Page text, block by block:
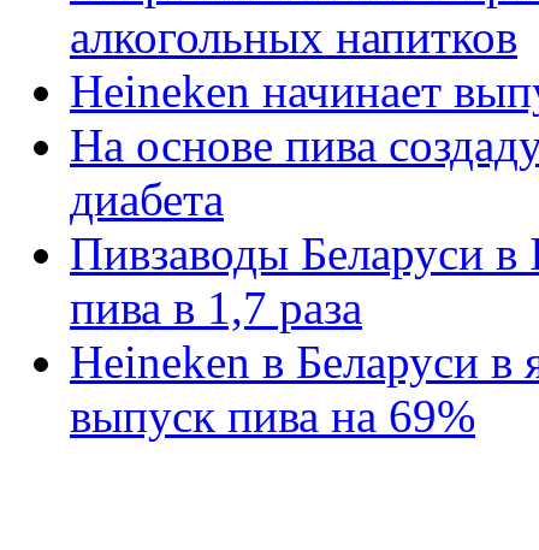
алкогольных напитков
Heineken начинает
На основе пива
диабета
Пивзаводы Беларуси в
пива в 1,7 раза
Heineken в Беларуси в
выпуск пива на 69%